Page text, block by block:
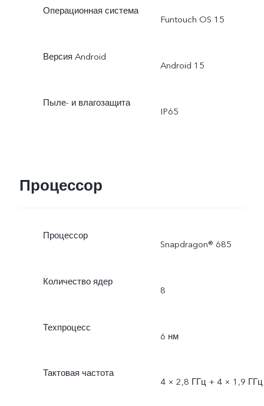
Операционная система
Funtouch OS 15
Версия Android
Android 15
Пыле- и влагозащита
IP65
Процессор
Процессор
Snapdragon® 685
Количество ядер
8
Техпроцесс
6 нм
Тактовая частота
4 × 2,8 ГГц + 4 × 1,9 ГГц